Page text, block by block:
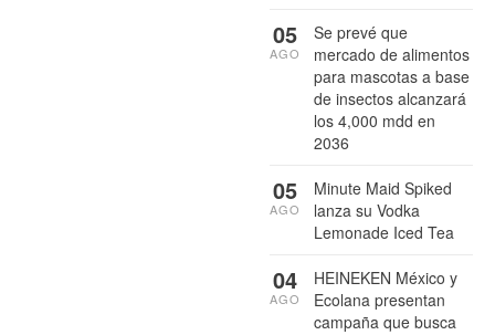
Se prevé que
mercado de alimentos
para mascotas a base
de insectos alcanzará
los 4,000 mdd en
2036
05
AGO
Minute Maid Spiked
lanza su Vodka
Lemonade Iced Tea
05
AGO
HEINEKEN México y
Ecolana presentan
campaña que busca
04
AGO